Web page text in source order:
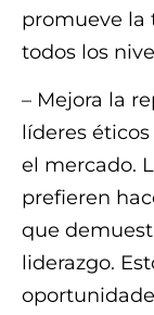
promueve la
todos los
– Mejora la
líderes
el mercado.
prefieren
que
liderazgo.